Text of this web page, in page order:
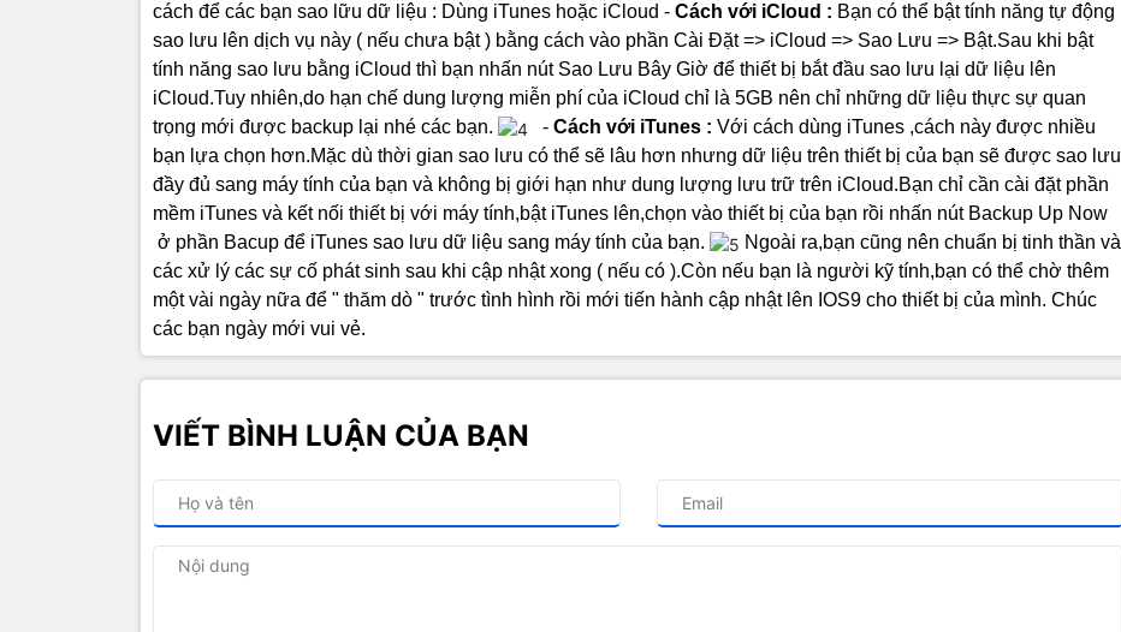
cách để các bạn sao lữu dữ liệu : Dùng iTunes hoặc iCloud - Cách với iCloud : Bạn có thể bật tính năng tự động
sao lưu lên dịch vụ này ( nếu chưa bật ) bằng cách vào phần Cài Đặt => iCloud => Sao Lưu => Bật.Sau khi bật
tính năng sao lưu bằng iCloud thì bạn nhấn nút Sao Lưu Bây Giờ để thiết bị bắt đầu sao lưu lại dữ liệu lên
iCloud.Tuy nhiên,do hạn chế dung lượng miễn phí của iCloud chỉ là 5GB nên chỉ những dữ liệu thực sự quan
trọng mới được backup lại nhé các bạn.
- Cách với iTunes : Với cách dùng iTunes ,cách này được nhiều
bạn lựa chọn hơn.Mặc dù thời gian sao lưu có thể sẽ lâu hơn nhưng dữ liệu trên thiết bị của bạn sẽ được sao lưu
đầy đủ sang máy tính của bạn và không bị giới hạn như dung lượng lưu trữ trên iCloud.Bạn chỉ cần cài đặt phần
mềm iTunes và kết nối thiết bị với máy tính,bật iTunes lên,chọn vào thiết bị của bạn rồi nhấn nút Backup Up Now
ở phần Bacup để iTunes sao lưu dữ liệu sang máy tính của bạn.
Ngoài ra,bạn cũng nên chuẩn bị tinh thần và
các xử lý các sự cố phát sinh sau khi cập nhật xong ( nếu có ).Còn nếu bạn là người kỹ tính,bạn có thể chờ thêm
một vài ngày nữa để " thăm dò " trước tình hình rồi mới tiến hành cập nhật lên IOS9 cho thiết bị của mình. Chúc
các bạn ngày mới vui vẻ.
VIẾT BÌNH LUẬN CỦA BẠN